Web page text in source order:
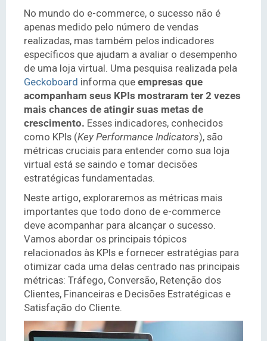
No mundo do e-commerce, o sucesso não é
apenas medido pelo número de vendas
realizadas, mas também pelos indicadores
específicos que ajudam a avaliar o desempenho
de uma loja virtual. Uma pesquisa realizada pela
Geckoboard informa que empresas que
acompanham seus KPIs mostraram ter 2 vezes
mais chances de atingir suas metas de
crescimento. Esses indicadores, conhecidos
como KPIs (Key Performance Indicators), são
métricas cruciais para entender como sua loja
virtual está se saindo e tomar decisões
estratégicas fundamentadas.
Neste artigo, exploraremos as métricas mais
importantes que todo dono de e-commerce
deve acompanhar para alcançar o sucesso.
Vamos abordar os principais tópicos
relacionados às KPIs e fornecer estratégias para
otimizar cada uma delas centrado nas principais
métricas: Tráfego, Conversão, Retenção dos
Clientes, Financeiras e Decisões Estratégicas e
Satisfação do Cliente.